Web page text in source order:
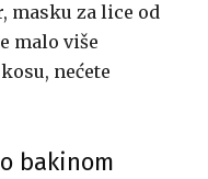
masku za lice od
malo više
nećete
bakinom